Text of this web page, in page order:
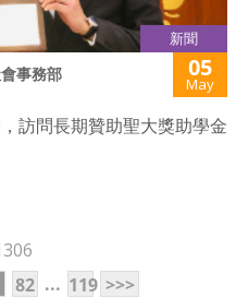
新聞
事務部 05
May
訪問長期贊助聖大獎助學金
82 ... 119 >>>